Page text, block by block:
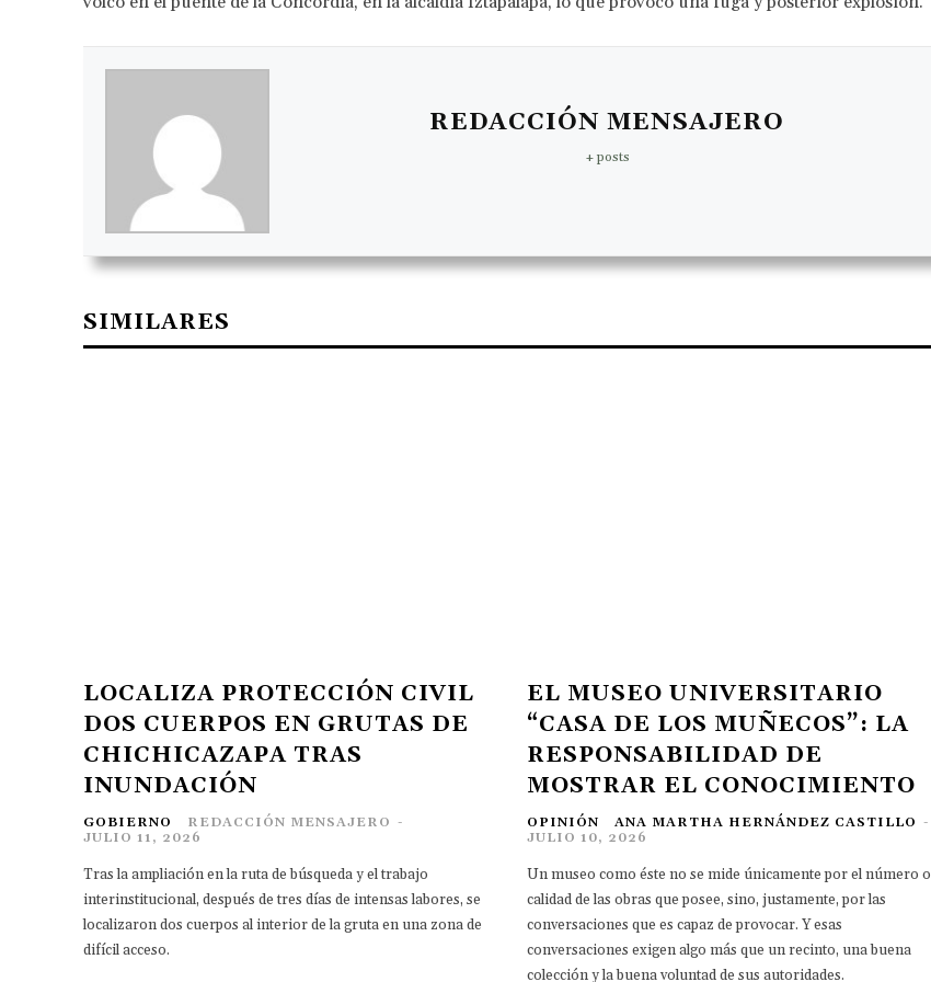
REDACCIÓN MENSAJERO
+ posts
SIMILARES
LOCALIZA PROTECCIÓN CIVIL
DOS CUERPOS EN GRUTAS DE
CHICHICAZAPA TRAS
INUNDACIÓN
GOBIERNO REDACCIÓN MENSAJERO -
JULIO 11, 2026
Tras la ampliación en la ruta de búsqueda y el trabajo
interinstitucional, después de tres días de intensas labores, se
localizaron dos cuerpos al interior de la gruta en una zona de
difícil acceso.
EL MUSEO UNIVERSITARIO
“CASA DE LOS MUÑECOS”: LA
RESPONSABILIDAD DE
MOSTRAR EL CONOCIMIENTO
OPINIÓN ANA MARTHA HERNÁNDEZ CASTILLO -
JULIO 10, 2026
Un museo como éste no se mide únicamente por el número o
calidad de las obras que posee, sino, justamente, por las
conversaciones que es capaz de provocar. Y esas
conversaciones exigen algo más que un recinto, una buena
colección y la buena voluntad de sus autoridades.